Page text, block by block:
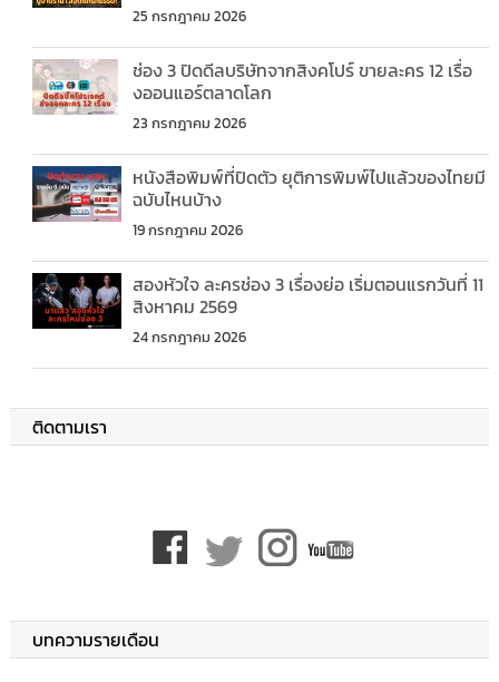
25 กรกฎาคม 2026
ช่อง 3 ปิดดีลบริษัทจากสิงคโปร์ ขายละคร 12 เรื่อ
งออนแอร์ตลาดโลก
23 กรกฎาคม 2026
หนังสือพิมพ์ที่ปิดตัว ยุติการพิมพ์ไปแล้วของไทยมี
ฉบับไหนบ้าง
19 กรกฎาคม 2026
สองหัวใจ ละครช่อง 3 เรื่องย่อ เริ่มตอนแรกวันที่ 11
สิงหาคม 2569
24 กรกฎาคม 2026
ติดตามเรา
บทความรายเดือน